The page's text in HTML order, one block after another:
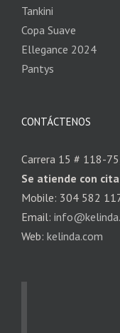
Tankini
Copa Suave
Ellegance 2024
Pantys
CONTÁCTENOS
Carrera 15 # 118-
Se atiende con
Mobile: 304 582
Email:
Web: kelinda.com